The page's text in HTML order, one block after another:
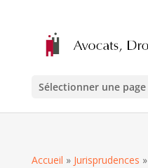
Sélectionner une page
Accueil » Jurisprudences »